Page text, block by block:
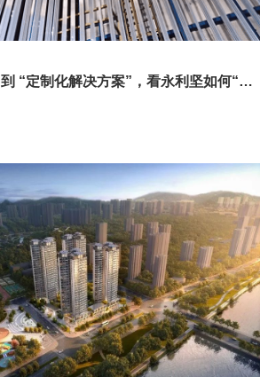
从 “标准化生产” 到 “定制化解决方案”，看永利坚如何“质” 造工业铝